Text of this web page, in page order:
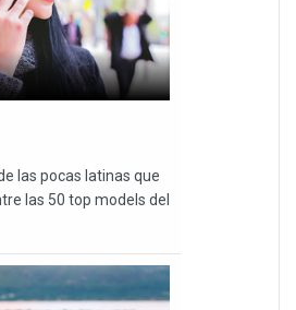
las pocas latinas que
las 50 top models del